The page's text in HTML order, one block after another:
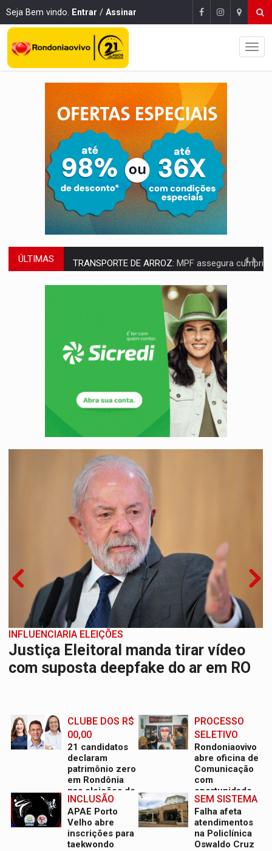
Seja Bem vindo. Entrar / Assinar
ÚLTIMAS TRANSPORTE DE ARROZ: MPF assegura cumprimento da legislação sobre transporte
DEEPFAKE:Sancionada lei contra violência sexual infantil na
Brasil e Rússia discutem energia nuclear, defesa e
Colisão entre caminhão e carro deixa quatro mortos e um em
ENCONTRO:Amazônia Negra ganha projeção nacional com participação de
Porto Velho tem chances de chuvas isoladas nesta
SINDICATOS UNIDOS: Assembleia Geral delibera greve da educação
PROCESSO SELETIVO: Rondoniaovivo abre oficina de Comunicação com
BRASIL CONTRA O CRIME:
TRAGÉDIA: Sobe para cinco o número de mortos em colisão entre carreta e
ASSESSOR FLAGRADO
Empresa e ONG que recebeu R$ 12
mi em emendas estão no mesmo
INFLUENCIARIA ELEIÇÕES
Justiça Eleitoral manda tirar vídeo
com suposta deepfake do ar em RO
CLUBE DOS R$
00,00
21 candidatos
declaram
patrimônio zero
em Rondônia
nas eleições de
2026
PROCESSO
SELETIVO
Rondoniaovivo
abre oficina de
Comunicação
com
oportunidade
de integrar
equipe
INCLUSÃO
APAE Porto
Velho abre
inscrições para
taekwondo
SEM SISTEMA
Falha afeta
atendimentos
na Policlínica
Oswaldo Cruz